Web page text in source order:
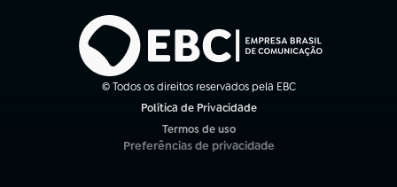
© Todos os direitos reservados pela EBC
Política de Privacidade
Termos de uso
(abre em nova aba)
Preferências de privacidade